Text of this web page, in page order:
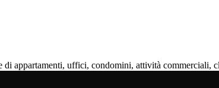
appartamenti, uffici, condomini, attività commerciali,